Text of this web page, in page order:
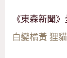
《東森新聞
白變橘黃 狸